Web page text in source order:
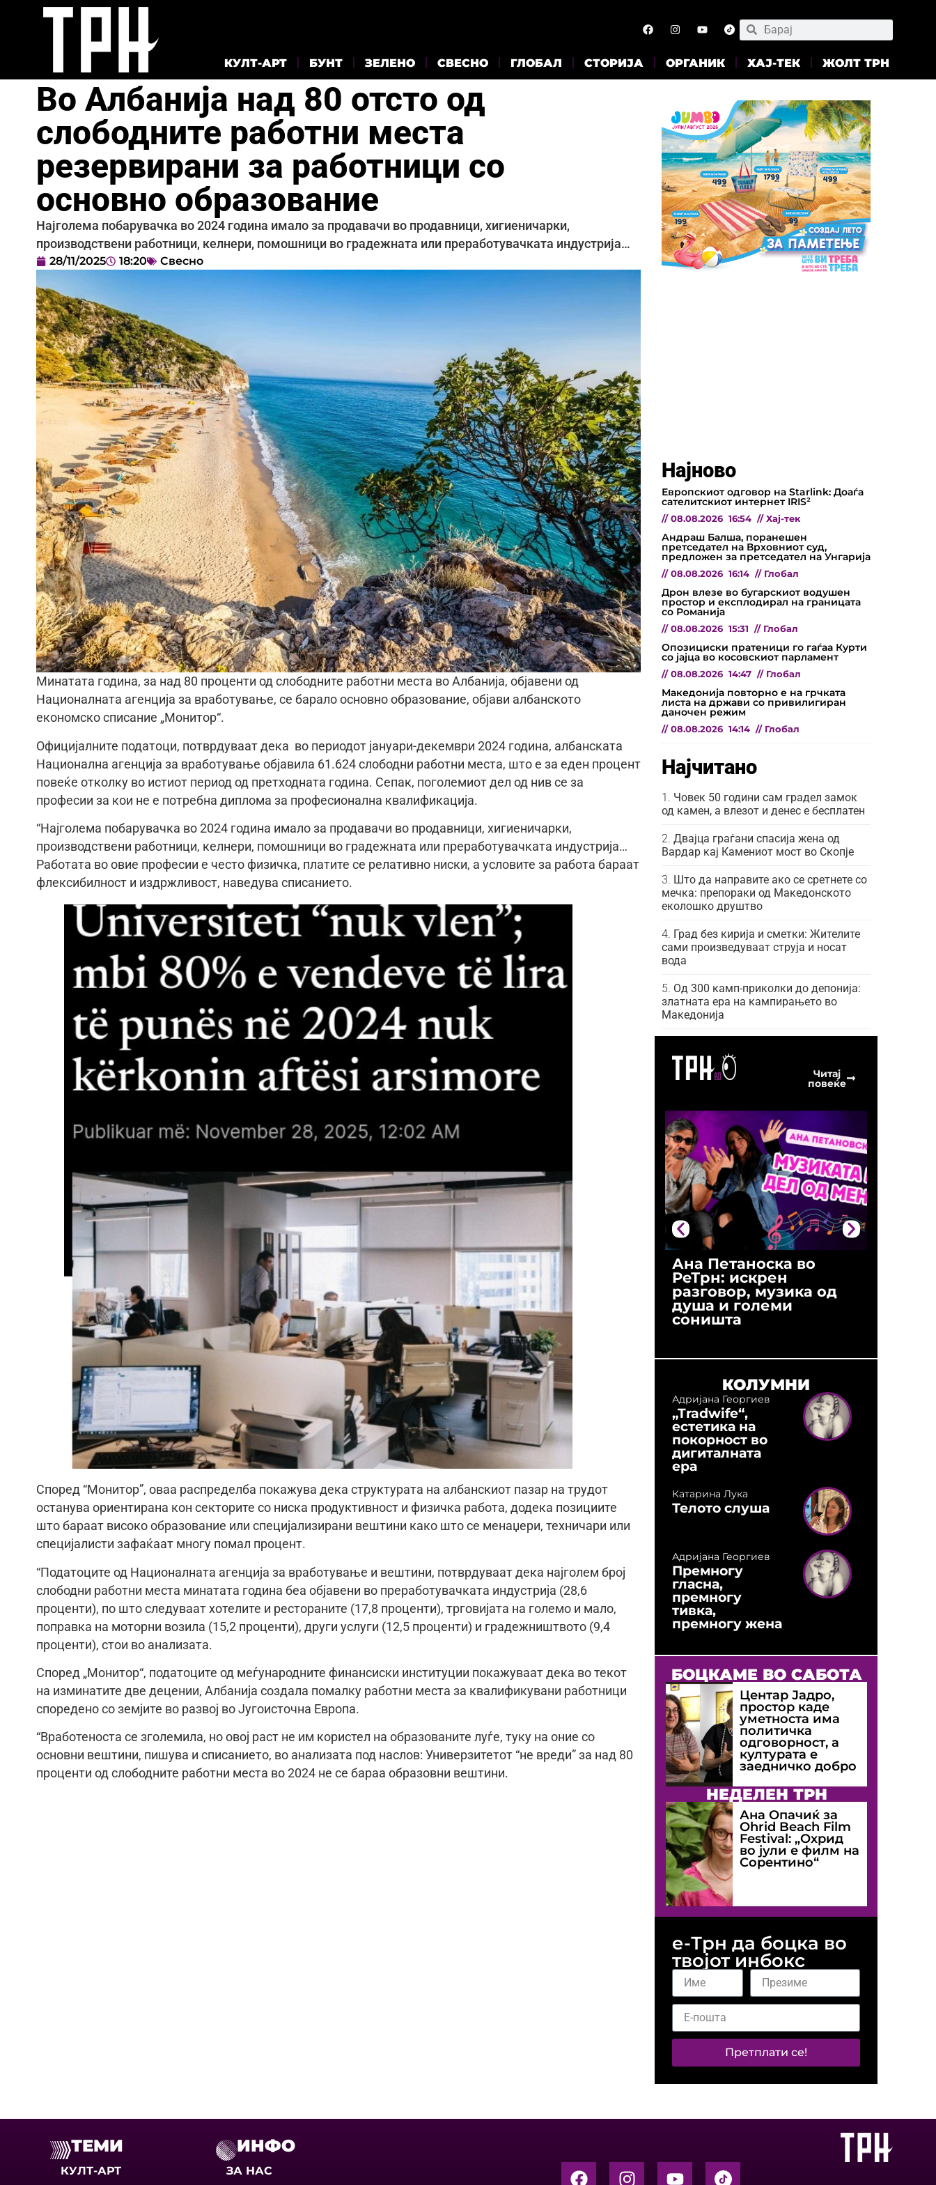
КУЛТ-АРТ БУНТ ЗЕЛЕНО СВЕСНО ГЛОБАЛ СТОРИЈА ОРГАНИК ХАЈ-ТЕК ЖОЛТ ТРН
Во Албанија над 80 отсто од
слободните работни места
резервирани за работници со
основно образование
Најголема побарувачка во 2024 година имало за продавачи во продавници, хигиеничарки,
производствени работници, келнери, помошници во градежната или преработувачката индустрија…
28/11/2025 18:20 Свесно
Минатата година, за над 80 проценти од слободните работни места во Албанија, објавени од
Националната агенција за вработување, се барало основно образование, објави албанското
економско списание „Монитор“.
Официјалните податоци, потврдуваат дека во периодот јануари-декември 2024 година, албанската
Национална агенција за вработување објавила 61.624 слободни работни места, што е за еден процент
повеќе отколку во истиот период од претходната година. Сепак, поголемиот дел од нив се за
професии за кои не е потребна диплома за професионална квалификација.
“Најголема побарувачка во 2024 година имало за продавачи во продавници, хигиеничарки,
производствени работници, келнери, помошници во градежната или преработувачката индустрија…
Работата во овие професии е често физичка, платите се релативно ниски, а условите за работа бараат
флексибилност и издржливост, наведува списанието.
Според “Монитор”, оваа распределба покажува дека структурата на албанскиот пазар на трудот
останува ориентирана кон секторите со ниска продуктивност и физичка работа, додека позициите
што бараат високо образование или специјализирани вештини како што се менаџери, техничари или
специјалисти зафаќаат многу помал процент.
“Податоците од Националната агенција за вработување и вештини, потврдуваат дека најголем број
слободни работни места минатата година беа објавени во преработувачката индустрија (28,6
проценти), по што следуваат хотелите и рестораните (17,8 проценти), трговијата на големо и мало,
поправка на моторни возила (15,2 проценти), други услуги (12,5 проценти) и градежништвото (9,4
проценти), стои во анализата.
Според „Монитор“, податоците од меѓународните финансиски институции покажуваат дека во текот
на изминатите две децении, Албанија создала помалку работни места за квалификувани работници
споредено со земјите во развој во Југоисточна Европа.
“Вработеноста се зголемила, но овој раст не им користел на образованите луѓе, туку на оние со
основни вештини, пишува и списанието, во анализата под наслов: Универзитетот “не вреди” за над 80
проценти од слободните работни места во 2024 не се бараа образовни вештини.
Најново
Европскиот одговор на Starlink: Доаѓа
сателитскиот интернет IRIS²
// 08.08.2026 16:54 // Хај-тек
Андраш Балша, поранешен
претседател на Врховниот суд,
предложен за претседател на Унгарија
// 08.08.2026 16:14 // Глобал
Дрон влезе во бугарскиот водушен
простор и експлодирал на границата
со Романија
// 08.08.2026 15:31 // Глобал
Опозициски пратеници го гаѓаа Курти
со јајца во косовскиот парламент
// 08.08.2026 14:47 // Глобал
Македонија повторно е на грчката
листа на држави со привилигиран
даночен режим
// 08.08.2026 14:14 // Глобал
Најчитано
Човек 50 години сам градел замок
од камен, а влезот и денес е бесплатен
Двајца граѓани спасија жена од
Вардар кај Камениот мост во Скопје
Што да направите ако се сретнете со
мечка: препораки од Македонското
еколошко друштво
Град без кирија и сметки: Жителите
сами произведуваат струја и носат
вода
Од 300 камп-приколки до депонија:
златната ера на кампирањето во
Македонија
Читај
повеќе
Ана Петаноска во
РеТрн: искрен
разговор, музика од
душа и големи
соништа
КОЛУМНИ
Адријана Георгиев
„Tradwife“,
естетика на
покорност во
дигиталната
ера
Катарина Лука
Телото слуша
Адријана Георгиев
Премногу
гласна,
премногу
тивка,
премногу жена
БОЦКАМЕ ВО САБОТА
Центар Јадро,
простор каде
уметноста има
политичка
одговорност, а
културата е
заедничко добро
НЕДЕЛЕН ТРН
Ана Опачиќ за
Оhrid Beach Film
Festival: „Охрид
во јули е филм на
Сорентино“
е-Трн да боцка во
твојот инбокс
Претплати се!
ТЕМИ
КУЛТ-АРТ
ИНФО
ЗА НАС